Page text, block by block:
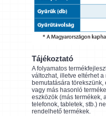
Tájékoztató
A folyamatos
változhat, illetve eltérhet
bemutatására
vagy más hasonló
eszközök (más termékek,
telefonok, tabletek, stb.)
rendelhető termékek.